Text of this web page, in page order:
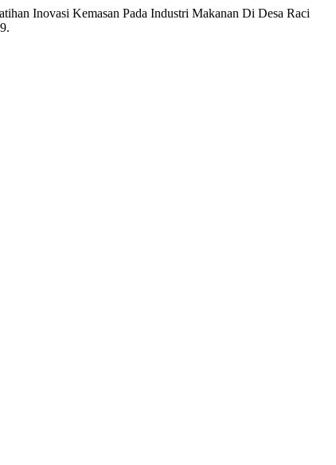
Inovasi Kemasan Pada Industri Makanan Di Desa Raci